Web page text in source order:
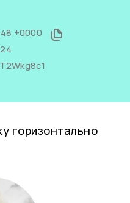
+0000
горизонтально